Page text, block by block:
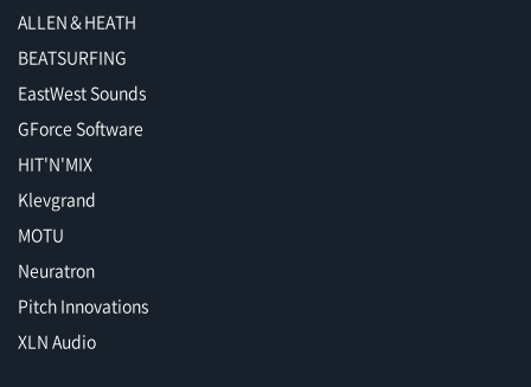
ALLEN＆HEATH
BEATSURFING
EastWest Sounds
GForce Software
HIT'N'MIX
Klevgrand
MOTU
Neuratron
Pitch Innovations
XLN Audio